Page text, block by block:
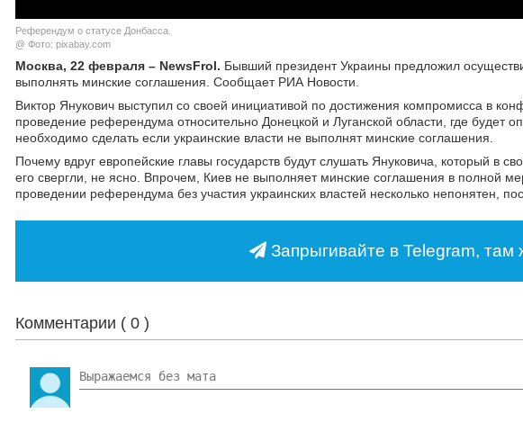
Референдум о статусе Донбасса.
@ Фото: pixabay.com
Москва, 22 февраля – NewsFrol. Бывший президент Украины предложил
выполнять минские соглашения. Сообщает РИА Новости.
Виктор Янукович выступил со своей инициативой по достижения компромисса в
проведение референдума относительно Донецкой и Луганской области, где будет
необходимо сделать если украинские власти не выполнят минские соглашения.
Почему вдруг европейские главы государств будут слушать Януковича, который в
его свергли, не ясно. Впрочем, Киев не выполняет минские соглашения в полной
проведении референдума без участия украинских властей несколько непонятен,
Запрыгивайте в Telegram, там
Комментарии ( 0 )